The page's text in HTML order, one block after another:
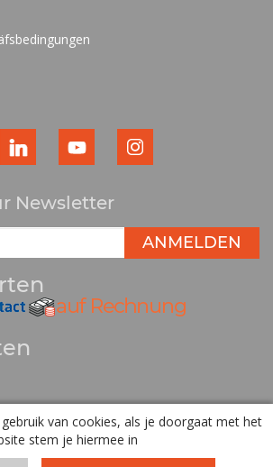
van cookies, als je doorgaat met het
stem je hiermee in
Newsletter